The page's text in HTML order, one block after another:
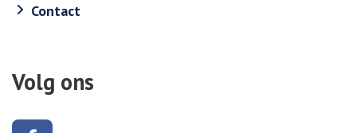
Contact
Volg ons